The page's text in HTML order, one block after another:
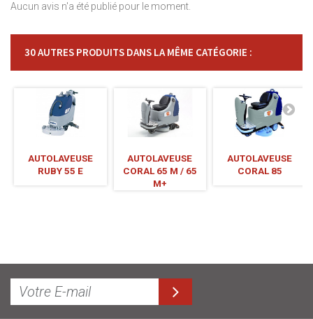
Aucun avis n'a été publié pour le moment.
30 AUTRES PRODUITS DANS LA MÊME CATÉGORIE :
AUTOLAVEUSE
RUBY 55 E
AUTOLAVEUSE
CORAL 65 M / 65
M+
AUTOLAVEUSE
CORAL 85